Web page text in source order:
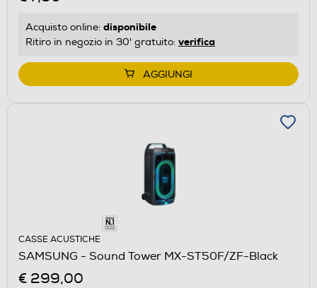
Acquisto online: disponibile
Ritiro in negozio in 30' gratuito: verifica
AGGIUNGI
CASSE ACUSTICHE
SAMSUNG - Sound Tower MX-ST50F/ZF-Black
€ 299,00